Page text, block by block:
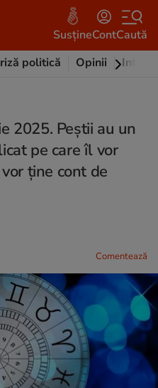
SusțineContCaută
politică Opinii
2025. Peștii au un
pe care îl vor
ține cont de
Comentează